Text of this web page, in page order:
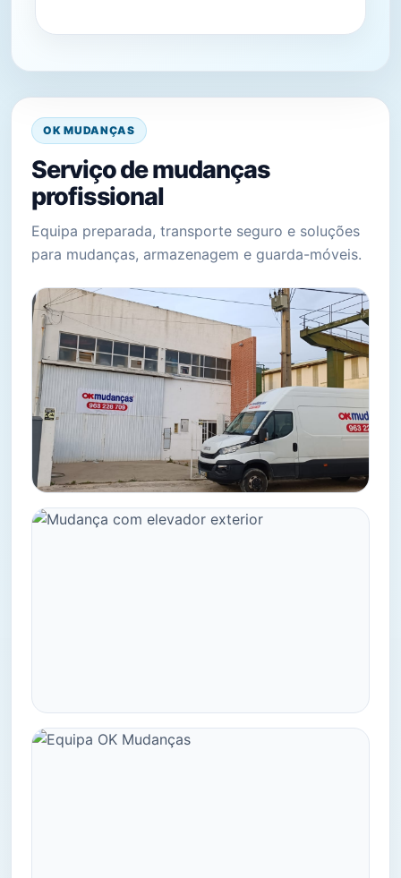
OK MUDANÇAS
Serviço de mudanças
profissional
Equipa preparada, transporte seguro e soluções
para mudanças, armazenagem e guarda-móveis.